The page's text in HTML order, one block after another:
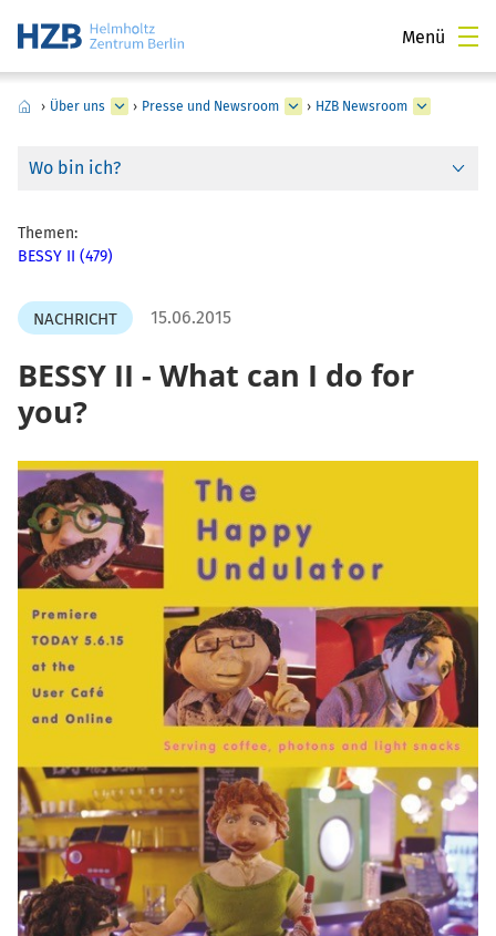
Menü
› Über uns › Presse und Newsroom › HZB Newsroom
Wo bin ich?
Themen:
BESSY II (479)
NACHRICHT 15.06.2015
BESSY II - What can I do for
you?